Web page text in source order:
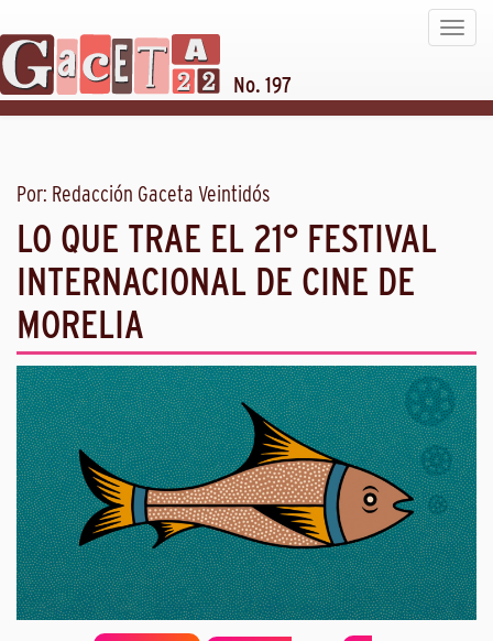
Toggle
No. 197
Por: Redacción Gaceta Veintidós
LO QUE TRAE EL 21° FESTIVAL
INTERNACIONAL DE CINE DE
MORELIA